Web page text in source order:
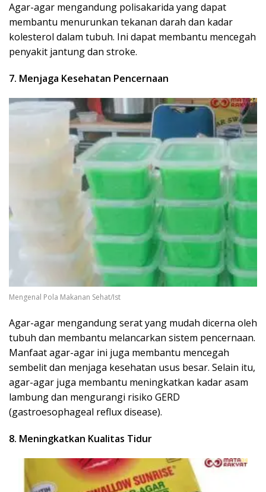
Agar-agar mengandung polisakarida yang dapat
membantu menurunkan tekanan darah dan kadar
kolesterol dalam tubuh. Ini dapat membantu mencegah
penyakit jantung dan stroke.
7. Menjaga Kesehatan Pencernaan
Mengenal Pola Makanan Sehat/Ist
Agar-agar mengandung serat yang mudah dicerna oleh
tubuh dan membantu melancarkan sistem pencernaan.
Manfaat agar-agar ini juga membantu mencegah
sembelit dan menjaga kesehatan usus besar. Selain itu,
agar-agar juga membantu meningkatkan kadar asam
lambung dan mengurangi risiko GERD
(gastroesophageal reflux disease).
8. Meningkatkan Kualitas Tidur